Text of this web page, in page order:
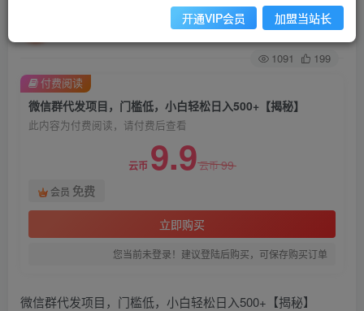
关注 私信
1091 199
微信群代发项目，门槛低，小白轻松日入500+【揭秘】
此内容为付费阅读，请付费后查看
云币 9.9云币99
会员 免费
立即购买
您当前未登录！建议登陆后购买，可保存购买订单
付费阅读
微信群代发项目，门槛低，小白轻松日入500+【揭秘】
开通VIP会员 加盟当站长